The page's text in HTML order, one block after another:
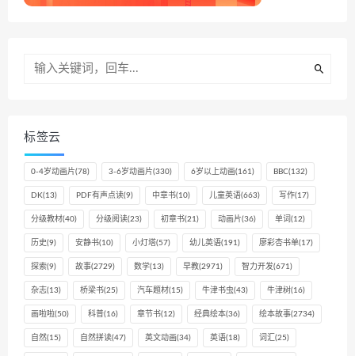
标签云
0-4岁动画片(78) 3-6岁动画片(330) 6岁以上动画(161) BBC(132)
DK(13) PDF有声点读(9) 中章书(10) 儿童英语(663) 写作(17)
分级教材(40) 分级阅读(23) 初章书(21) 动画片(36) 单词 (12)
历史(9) 安静书(10) 小灯塔(57) 幼儿英语(191) 廖彩杏书单(17)
探索(9) 故事(2729) 数学(13) 早教(2971) 智力开发(671)
杂志(13) 桥梁书(25) 汽车题材(15) 牛津书虫(43) 牛津树(16)
画啦啦(50) 科普(16) 章节书(12) 经典绘本(36) 绘本故事(2734)
自然(15) 自然拼读(47) 英文动画(34) 英语(18) 词汇 (25)